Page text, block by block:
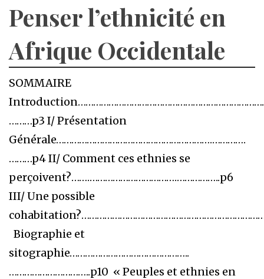
Penser l’ethnicité en
Afrique Occidentale
SOMMAIRE
………p3 I/ Présentation
Générale…………………………………………………….………….
………p4 II/ Comment ces ethnies se
perçoivent?…….…………………………….……………..p6
III/ Une possible
Biographie et
sitographie………………………………………..
…………………………..p10 « Peuples et ethnies en